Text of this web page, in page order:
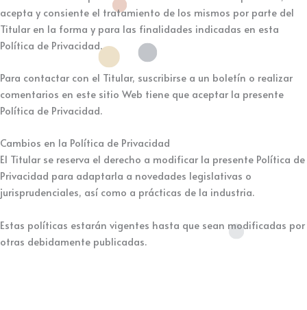
acepta y consiente el tratamiento de los mismos por parte del
Titular en la forma y para las finalidades indicadas en esta
Política de Privacidad.
Para contactar con el Titular, suscribirse a un boletín o realizar
comentarios en este sitio Web tiene que aceptar la presente
Política de Privacidad.
Cambios en la Política de Privacidad
El Titular se reserva el derecho a modificar la presente Política de
Privacidad para adaptarla a novedades legislativas o
jurisprudenciales, así como a prácticas de la industria.
Estas políticas estarán vigentes hasta que sean modificadas por
otras debidamente publicadas.